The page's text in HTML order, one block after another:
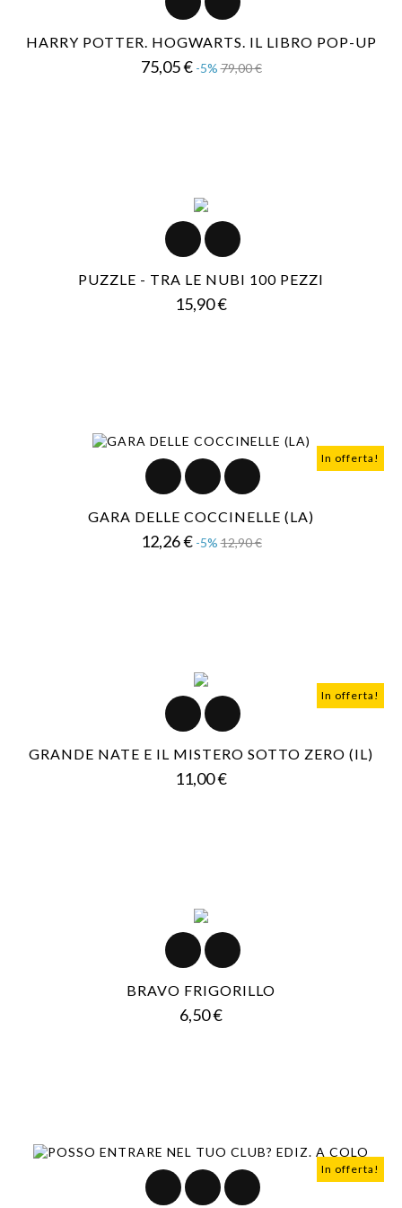
HARRY POTTER. HOGWARTS. IL LIBRO POP-UP
75,05 € Prezzo
-5% 79,00 €Prezzo
PUZZLE - TRA LE NUBI 100 PEZZI
15,90 €Prezzo
In offerta!
GARA DELLE COCCINELLE (LA)
12,26 € Prezzo
-5% 12,90 €Prezzo
In offerta!
GRANDE NATE E IL MISTERO SOTTO ZERO (IL)
11,00 €Prezzo
BRAVO FRIGORILLO
6,50 €Prezzo
In offerta!